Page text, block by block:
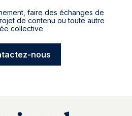
faire des échanges de
de contenu ou toute autre
collective
nous